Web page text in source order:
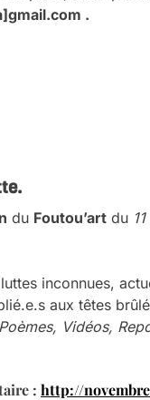
.
.
du Foutou’art du
inconnues,
aux têtes
Vidéos,
: http://